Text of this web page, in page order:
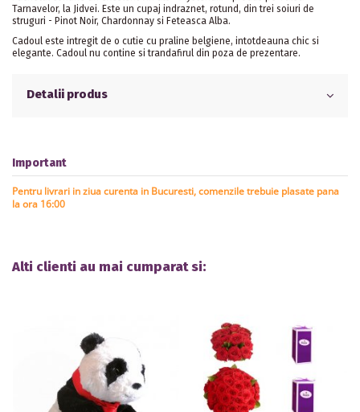
Tarnavelor, la Jidvei. Este un cupaj indraznet, rotund, din trei soiuri de
struguri - Pinot Noir, Chardonnay si Feteasca Alba.
Cadoul este intregit de o cutie cu praline belgiene, intotdeauna chic si
elegante. Cadoul nu contine si trandafirul din poza de prezentare.
Detalii produs
Important
Pentru livrari in ziua curenta in Bucuresti, comenzile trebuie plasate pana
la ora 16:00
Alti clienti au mai cumparat si: